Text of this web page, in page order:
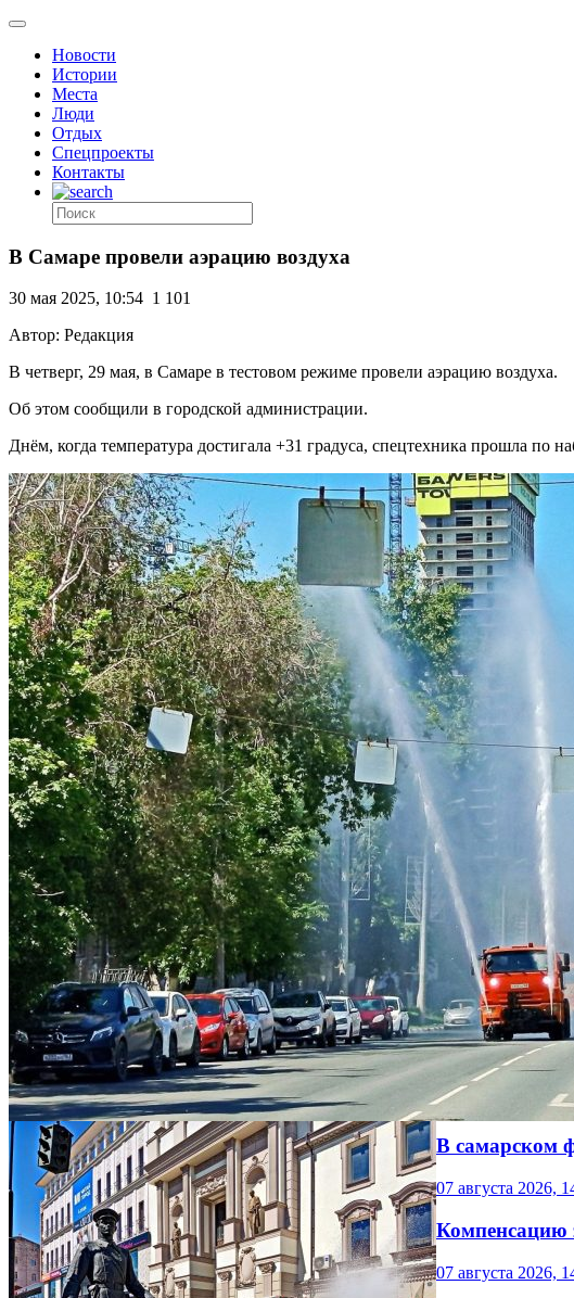
Новости
Истории
Места
Люди
Отдых
Спецпроекты
Контакты
В Самаре провели аэрацию воздуха
30 мая 2025, 10:54 1 101
Автор: Редакция
В четверг, 29 мая, в Самаре в тестовом режиме провели аэрацию воздуха.
Об этом сообщили в городской администрации.
Днём, когда температура достигала +31 градуса, спецтехника прошла по
В самарском
07 августа 2026,
Компенсацию
07 августа 2026,